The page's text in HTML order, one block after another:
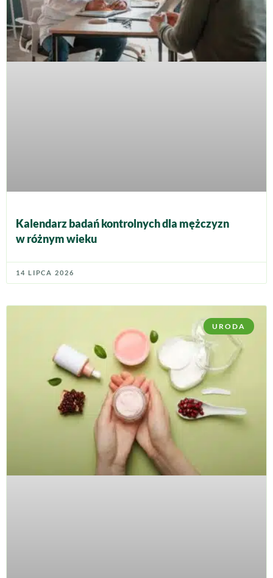
Kalendarz badań kontrolnych dla mężczyzn
w różnym wieku
14 LIPCA 2026
URODA